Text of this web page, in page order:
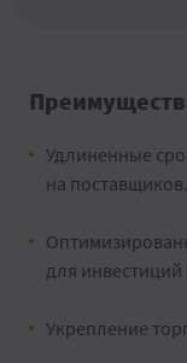
Удлиненные
на поставщиков.
для инвестиций
Укрепление